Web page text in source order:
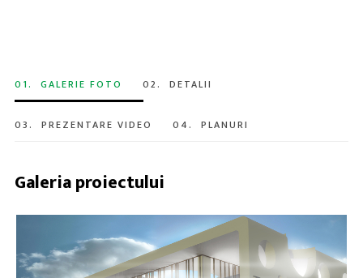
01. GALERIE FOTO 02. DETALII
03. PREZENTARE VIDEO 04. PLANURI
Galeria proiectului